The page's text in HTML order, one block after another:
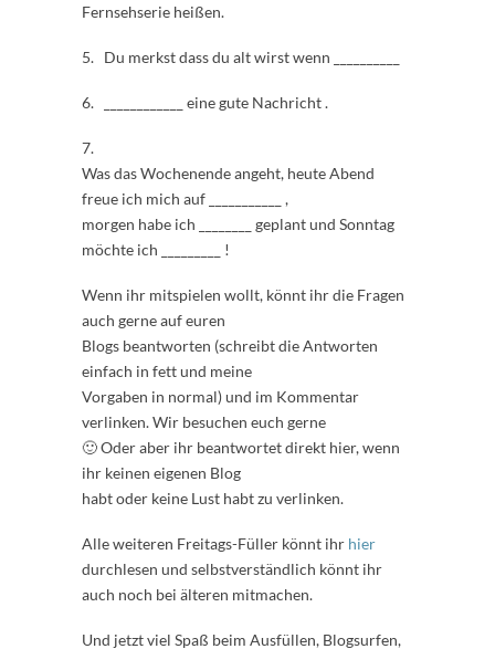
Fernsehserie heißen.
5. Du merkst dass du alt wirst wenn __________
6. ____________ eine gute Nachricht .
7.
Was das Wochenende angeht, heute Abend
freue ich mich auf ___________ ,
morgen habe ich ________ geplant und Sonntag
möchte ich _________ !
Wenn ihr mitspielen wollt, könnt ihr die Fragen
auch gerne auf euren
Blogs beantworten (schreibt die Antworten
einfach in fett und meine
Vorgaben in normal) und im Kommentar
verlinken. Wir besuchen euch gerne
🙂 Oder aber ihr beantwortet direkt hier, wenn
ihr keinen eigenen Blog
habt oder keine Lust habt zu verlinken.
Alle weiteren Freitags-Füller könnt ihr hier
durchlesen und selbstverständlich könnt ihr
auch noch bei älteren mitmachen.
Und jetzt viel Spaß beim Ausfüllen, Blogsurfen,